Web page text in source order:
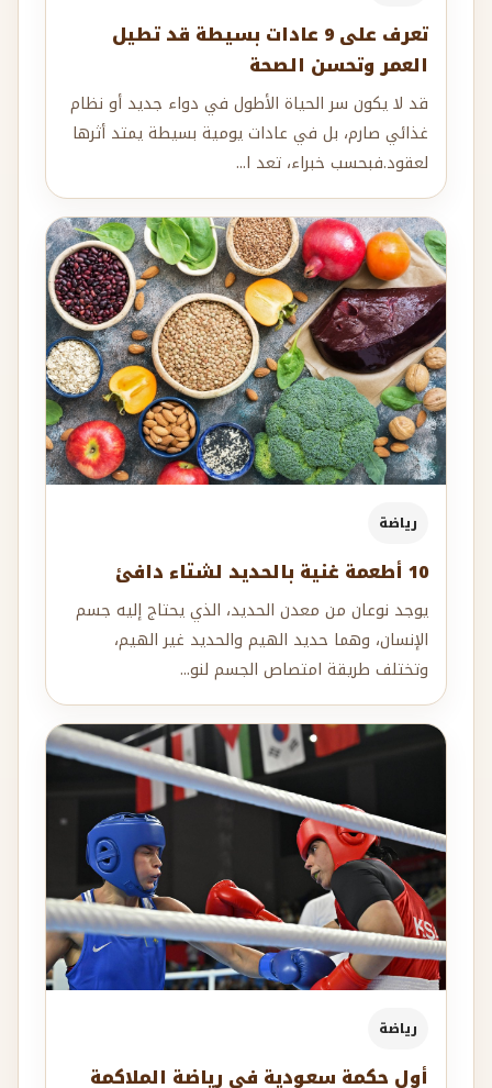
تعرف على 9 عادات بسيطة قد تطيل
العمر وتحسن الصحة
قد لا يكون سر الحياة الأطول في دواء جديد أو نظام
غذائي صارم، بل في عادات يومية بسيطة يمتد أثرها
لعقود.فبحسب خبراء، تعد ا...
رياضة
10 أطعمة غنية بالحديد لشتاء دافئ
يوجد نوعان من معدن الحديد، الذي يحتاج إليه جسم
الإنسان، وهما حديد الهيم والحديد غير الهيم،
وتختلف طريقة امتصاص الجسم لنو...
رياضة
أول حكمة سعودية في رياضة الملاكمة